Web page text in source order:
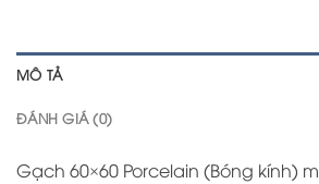
MÔ TẢ
ĐÁNH GIÁ (0)
Gạch 60×60 Porcelain (Bóng kính)